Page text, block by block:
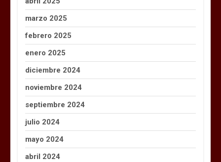
marzo 2025
febrero 2025
enero 2025
diciembre 2024
noviembre 2024
septiembre 2024
julio 2024
mayo 2024
abril 2024